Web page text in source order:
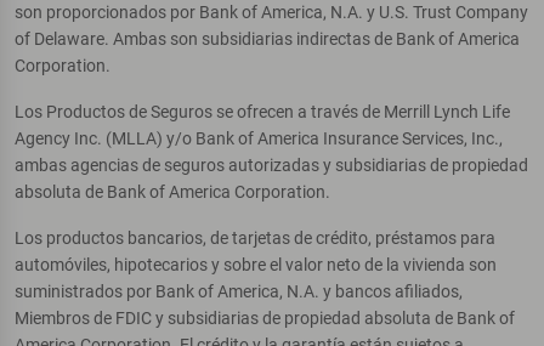
son proporcionados por Bank of America, N.A. y U.S. Trust Company
of Delaware. Ambas son subsidiarias indirectas de Bank of America
Corporation.
Los Productos de Seguros se ofrecen a través de Merrill Lynch Life
Agency Inc. (MLLA) y/o Bank of America Insurance Services, Inc.,
ambas agencias de seguros autorizadas y subsidiarias de propiedad
absoluta de Bank of America Corporation.
Los productos bancarios, de tarjetas de crédito, préstamos para
automóviles, hipotecarios y sobre el valor neto de la vivienda son
suministrados por Bank of America, N.A. y bancos afiliados,
Miembros de FDIC y subsidiarias de propiedad absoluta de Bank of